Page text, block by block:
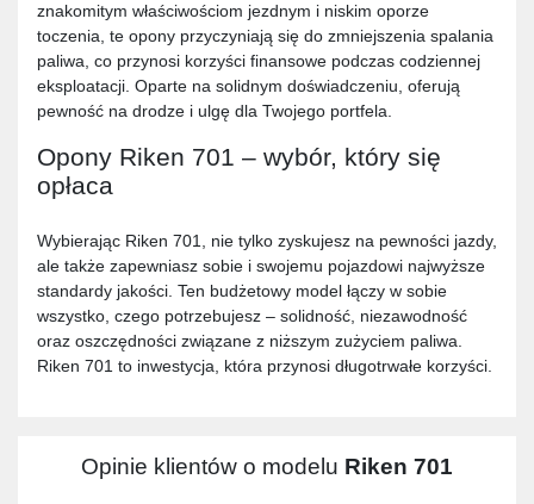
znakomitym właściwościom jezdnym i niskim oporze
toczenia, te opony przyczyniają się do zmniejszenia spalania
paliwa, co przynosi korzyści finansowe podczas codziennej
eksploatacji. Oparte na solidnym doświadczeniu, oferują
pewność na drodze i ulgę dla Twojego portfela.
Opony Riken 701 – wybór, który się
opłaca
Wybierając Riken 701, nie tylko zyskujesz na pewności jazdy,
ale także zapewniasz sobie i swojemu pojazdowi najwyższe
standardy jakości. Ten budżetowy model łączy w sobie
wszystko, czego potrzebujesz – solidność, niezawodność
oraz oszczędności związane z niższym zużyciem paliwa.
Riken 701 to inwestycja, która przynosi długotrwałe korzyści.
Opinie klientów o modelu Riken 701